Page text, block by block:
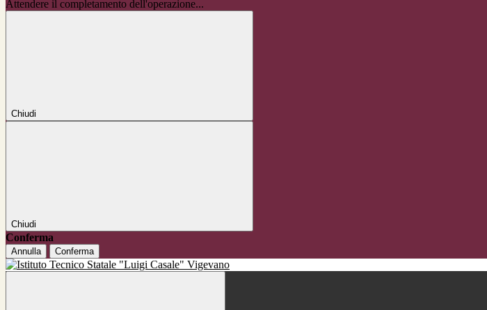
Attendere il completamento dell'operazione...
Chiudi
Chiudi
Conferma
Annulla Conferma